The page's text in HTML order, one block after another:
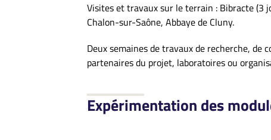
Visites et travaux sur le terrain : Bibracte (3
Chalon-sur-Saône, Abbaye de Cluny.
Deux semaines de travaux de recherche, de
partenaires du projet, laboratoires ou
Expérimentation des